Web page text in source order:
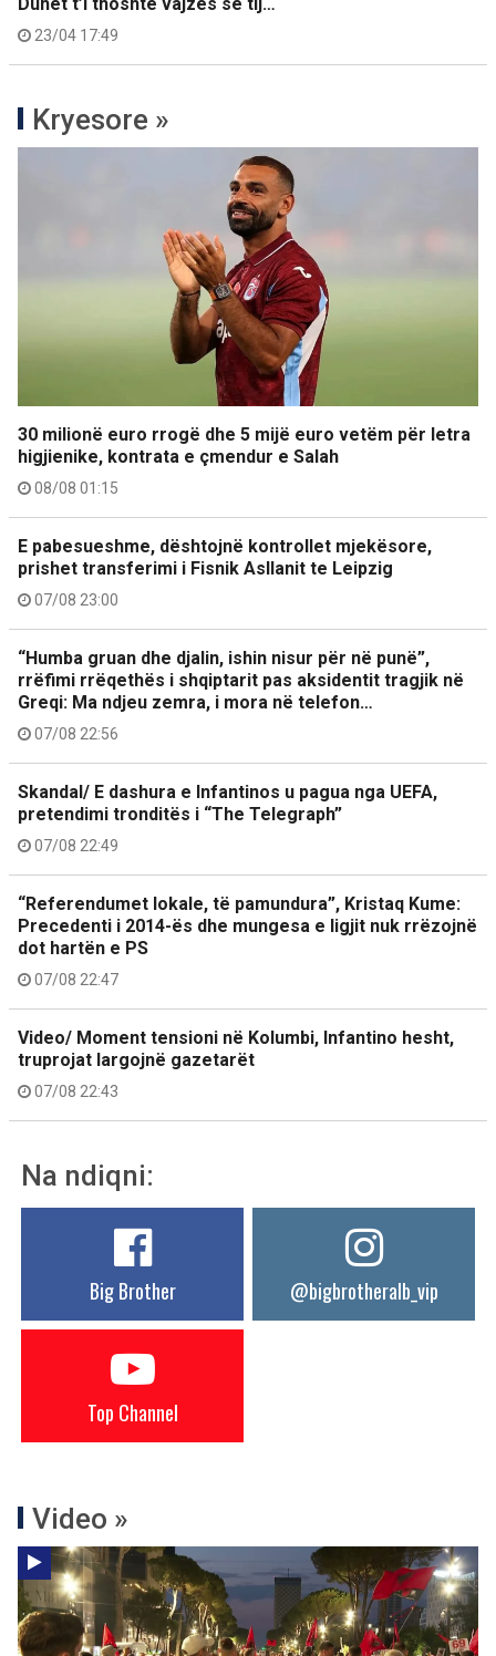
23/04 17:49
Kryesore »
30 milionë euro rrogë dhe 5 mijë euro vetëm për letra
higjienike, kontrata e çmendur e Salah
08/08 01:15
E pabesueshme, dështojnë kontrollet mjekësore,
prishet transferimi i Fisnik Asllanit te Leipzig
07/08 23:00
“Humba gruan dhe djalin, ishin nisur për në punë”,
rrëfimi rrëqethës i shqiptarit pas aksidentit tragjik në
Greqi: Ma ndjeu zemra, i mora në telefon…
07/08 22:56
Skandal/ E dashura e Infantinos u pagua nga UEFA,
pretendimi tronditës i “The Telegraph”
07/08 22:49
“Referendumet lokale, të pamundura”, Kristaq Kume:
Precedenti i 2014-ës dhe mungesa e ligjit nuk rrëzojnë
dot hartën e PS
07/08 22:47
Video/ Moment tensioni në Kolumbi, Infantino hesht,
truprojat largojnë gazetarët
07/08 22:43
Na ndiqni:
Big Brother @bigbrotheralb_vip
Top Channel
Video »